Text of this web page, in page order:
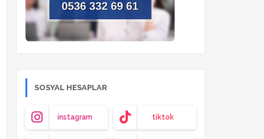
SOSYAL HESAPLAR
instagram tiktok